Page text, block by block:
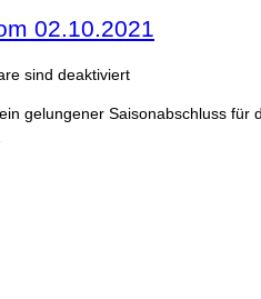
02.10.2021
sind deaktiviert
gelungener Saisonabschluss